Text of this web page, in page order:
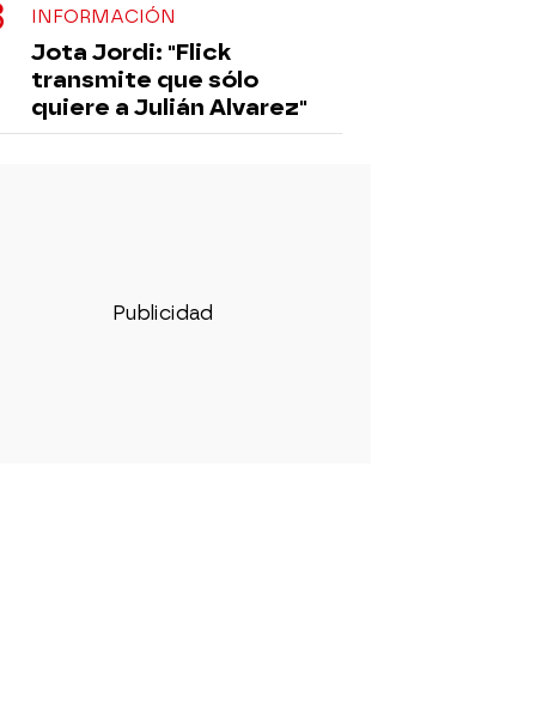
INFORMACIÓN
Jota Jordi: "Flick
transmite que sólo
quiere a Julián Alvarez"